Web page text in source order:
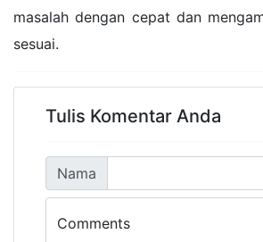
masalah dengan cepat dan
sesuai.
Tulis Komentar Anda
Nama
Comments